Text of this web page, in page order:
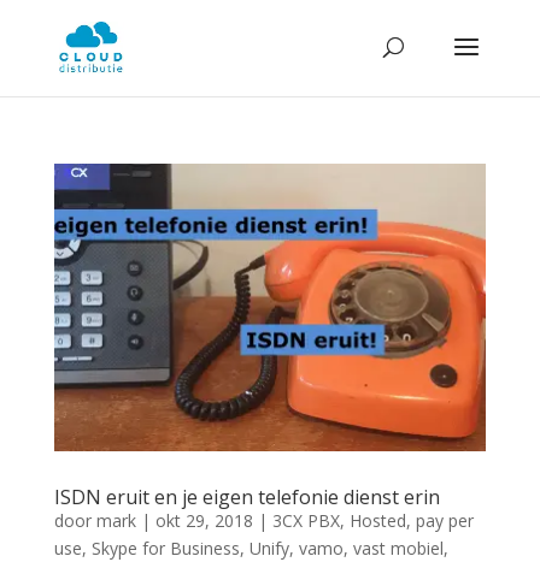
ISDN eruit en je eigen telefonie dienst erin
door mark| okt 29, 2018 | 3CX PBX, Hosted, pay per
use, Skype for Business, Unify, vamo, vast mobiel,